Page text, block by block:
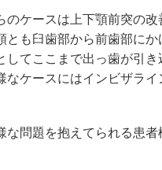
のケースは上下顎前突の改
とも臼歯部から前歯部に
してここまで出っ歯が引き
なケースにはインビザラ
な問題を抱えてられる患